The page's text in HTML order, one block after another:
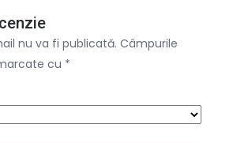
nu va fi publicată. Câmpurile
cu *